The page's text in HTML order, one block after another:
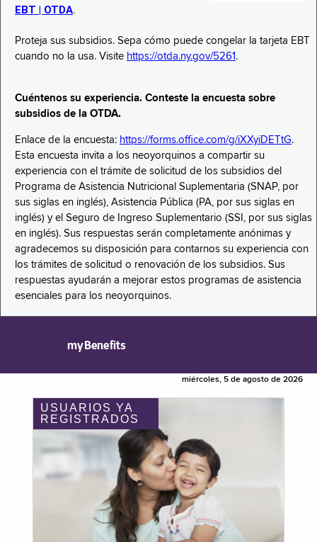
EBT | OTDA.
Proteja sus subsidios. Sepa cómo puede congelar la tarjeta EBT
cuando no la usa. Visite https://otda.ny.gov/5261 .
Cuéntenos su experiencia. Conteste la encuesta sobre
subsidios de la OTDA.
Enlace de la encuesta: https://forms.office.com/g/iXXyiDETtG.
Esta encuesta invita a los neoyorquinos a compartir su
experiencia con el trámite de solicitud de los subsidios del
Programa de Asistencia Nutricional Suplementaria (SNAP, por
sus siglas en inglés), Asistencia Pública (PA, por sus siglas en
inglés) y el Seguro de Ingreso Suplementario (SSI, por sus siglas
en inglés). Sus respuestas serán completamente anónimas y
agradecemos su disposición para contarnos su experiencia con
los trámites de solicitud o renovación de los subsidios. Sus
respuestas ayudarán a mejorar estos programas de asistencia
esenciales para los neoyorquinos.
myBenefits
miércoles, 5 de agosto de 2026
USUARIOS YA
REGISTRADOS